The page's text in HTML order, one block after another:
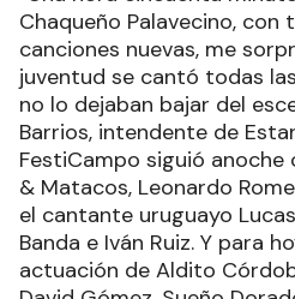
Chaqueño Palavecino,
canciones nuevas, me
juventud se cantó todas
no lo dejaban bajar del
Barrios, intendente de
FestiCampo siguió
& Matacos, Leonardo
el cantante uruguayo
Banda e Iván Ruiz. Y para
actuación de Aldito